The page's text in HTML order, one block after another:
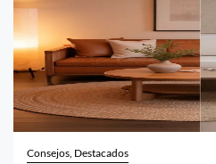
Consejos, Destacados